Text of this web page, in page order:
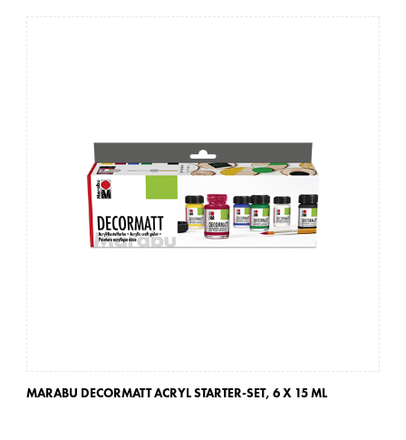
MARABU DECORMATT ACRYL STARTER-SET, 6 X 15 ML